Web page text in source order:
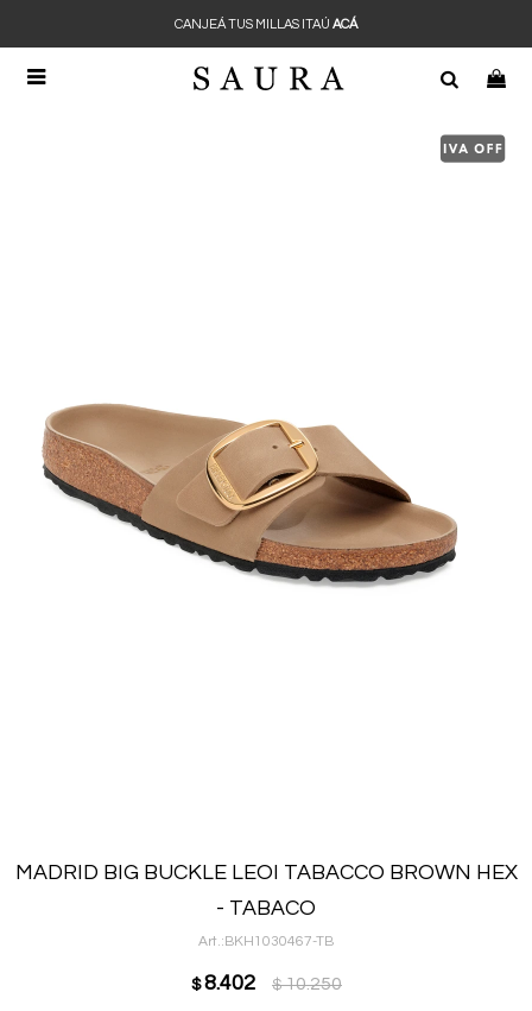

CANJEÁ TUS MILLAS ITAÚ ACÁ
MADRID BIG BUCKLE LEOI TABACCO BROWN HEX
- TABACO
BKH1030467-TB
$ 8.402 $ 10.250